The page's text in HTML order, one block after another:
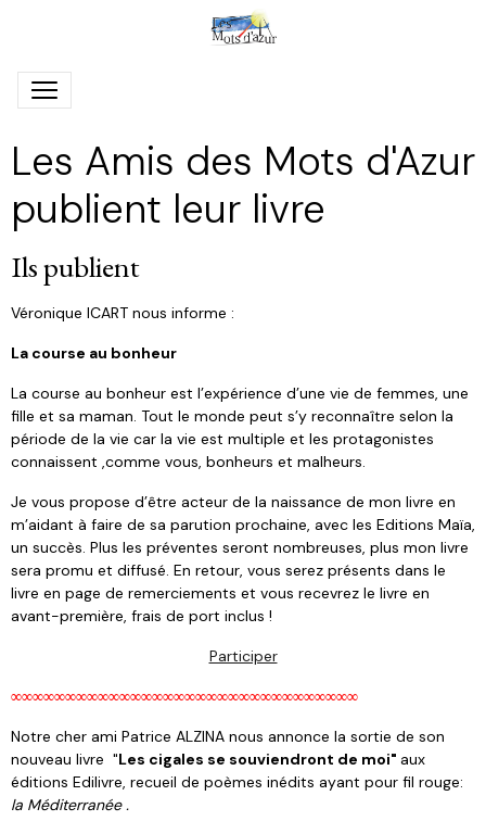
Les Amis des Mots d'Azur
publient leur livre
Ils publient
Véronique ICART nous informe :
La course au bonheur
La course au bonheur est l’expérience d’une vie de femmes, une
fille et sa maman. Tout le monde peut s’y reconnaître selon la
période de la vie car la vie est multiple et les protagonistes
connaissent ,comme vous, bonheurs et malheurs.
Je vous propose d’être acteur de la naissance de mon livre en
m’aidant à faire de sa parution prochaine, avec les Editions Maïa,
un succès. Plus les préventes seront nombreuses, plus mon livre
sera promu et diffusé. En retour, vous serez présents dans le
livre en page de remerciements et vous recevrez le livre en
avant-première, frais de port inclus !
Participer
∞∞∞∞∞∞∞∞∞∞∞∞∞∞∞∞∞∞∞∞∞∞∞∞∞∞∞∞∞∞∞∞
Notre cher ami Patrice ALZINA nous annonce la sortie de son
nouveau livre "Les cigales se souviendront de moi" aux
éditions Edilivre, recueil de poèmes inédits ayant pour fil rouge:
la Méditerranée .